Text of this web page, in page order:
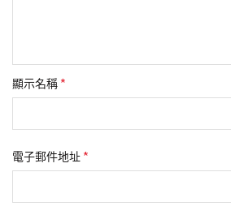
顯示名稱 *
電子郵件地址 *